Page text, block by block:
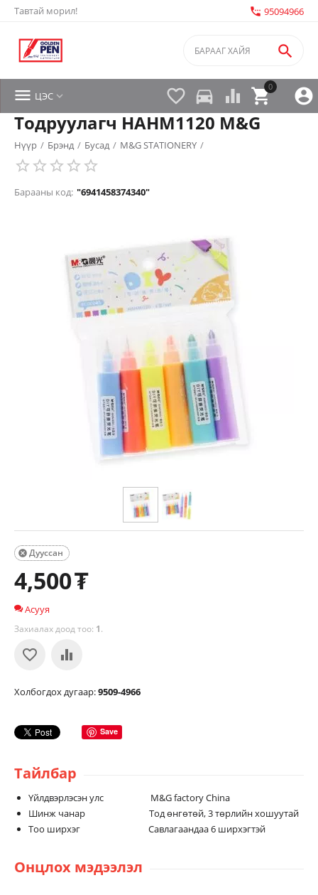
Тавтай морил! settings_phone 95094966


0

 directions_car 
 ЦЭС 
Тодруулагч HAHM1120 M&G
Нүүр / Брэнд / Бусад / M&G STATIONERY /
Барааны код: "6941458374340"
Дууссан

4,500₮
Асууя
Захиалах доод тоо: 1.
Холбогдох дугаар:9509-4966
Save
Тайлбар
Үйлдвэрлэсэн улс M&G factory China
Шинж чанар Тод өнгөтөй, 3 төрлийн хошуутай
Тоо ширхэг Савлагаандаа 6 ширхэгтэй
Онцлох мэдээлэл